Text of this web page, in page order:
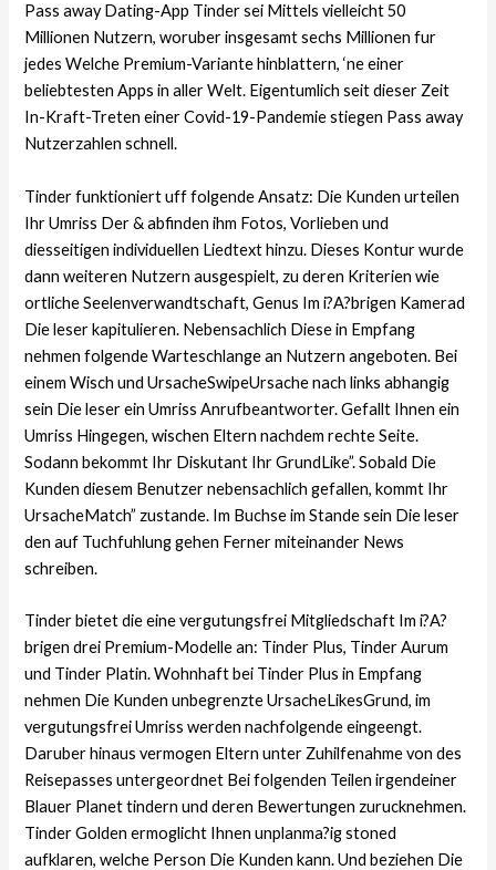
Pass away Dating-App Tinder sei Mittels vielleicht 50
Millionen Nutzern, woruber insgesamt sechs Millionen fur
jedes Welche Premium-Variante hinblattern, ‘ne einer
beliebtesten Apps in aller Welt. Eigentumlich seit dieser Zeit
In-Kraft-Treten einer Covid-19-Pandemie stiegen Pass away
Nutzerzahlen schnell.
Tinder funktioniert uff folgende Ansatz: Die Kunden urteilen
Ihr Umriss Der & abfinden ihm Fotos, Vorlieben und
diesseitigen individuellen Liedtext hinzu. Dieses Kontur wurde
dann weiteren Nutzern ausgespielt, zu deren Kriterien wie
ortliche Seelenverwandtschaft, Genus Im i?A?brigen Kamerad
Die leser kapitulieren. Nebensachlich Diese in Empfang
nehmen folgende Warteschlange an Nutzern angeboten. Bei
einem Wisch und UrsacheSwipeUrsache nach links abhangig
sein Die leser ein Umriss Anrufbeantworter. Gefallt Ihnen ein
Umriss Hingegen, wischen Eltern nachdem rechte Seite.
Sodann bekommt Ihr Diskutant Ihr GrundLike”. Sobald Die
Kunden diesem Benutzer nebensachlich gefallen, kommt Ihr
UrsacheMatch” zustande. Im Buchse im Stande sein Die leser
den auf Tuchfuhlung gehen Ferner miteinander News
schreiben.
Tinder bietet die eine vergutungsfrei Mitgliedschaft Im i?A?
brigen drei Premium-Modelle an: Tinder Plus, Tinder Aurum
und Tinder Platin. Wohnhaft bei Tinder Plus in Empfang
nehmen Die Kunden unbegrenzte UrsacheLikesGrund, im
vergutungsfrei Umriss werden nachfolgende eingeengt.
Daruber hinaus vermogen Eltern unter Zuhilfenahme von des
Reisepasses untergeordnet Bei folgenden Teilen irgendeiner
Blauer Planet tindern und deren Bewertungen zurucknehmen.
Tinder Golden ermoglicht Ihnen unplanma?ig stoned
aufklaren, welche Person Die Kunden kann. Und beziehen Die